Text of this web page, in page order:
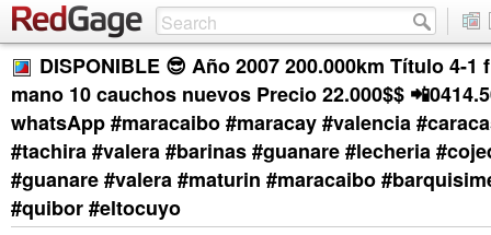
DISPONIBLE 😎 Año 2007 200.000km Título 4-1
mano 10 cauchos nuevos Precio 22.000$$
whatsApp #maracaibo #maracay #valencia
#tachira #valera #barinas #guanare #lecheria
#guanare #valera #maturin #maracaibo
#quibor #eltocuyo